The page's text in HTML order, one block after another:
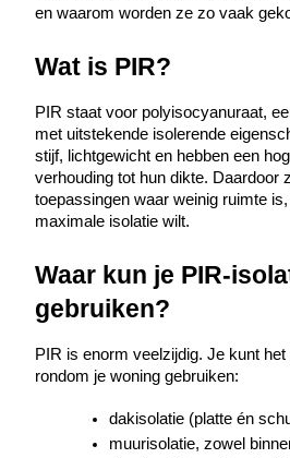
en waarom worden ze zo vaak
Wat is PIR?
PIR staat voor polyisocyanuraat,
met uitstekende isolerende
stijf, lichtgewicht en hebben een
verhouding tot hun dikte. Daardoor
toepassingen waar weinig ruimte
maximale isolatie wilt.
Waar kun je PIR-
gebruiken?
PIR is enorm veelzijdig. Je kunt
rondom je woning gebruiken:
dakisolatie (platte én
muurisolatie, zowel